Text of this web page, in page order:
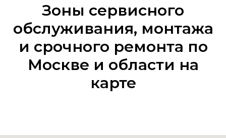
Зоны сервисного
обслуживания, монтажа
и срочного ремонта по
Москве и области на
карте